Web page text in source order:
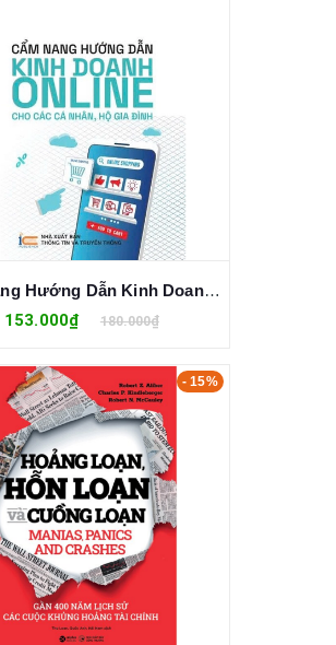
Cẩm Nang Hướng Dẫn Kinh Doanh Online Cho Các Cá Nhân, Hộ Gia Đình - TS. Trần Thị Thập
153.000₫ 180.000₫
- 15%